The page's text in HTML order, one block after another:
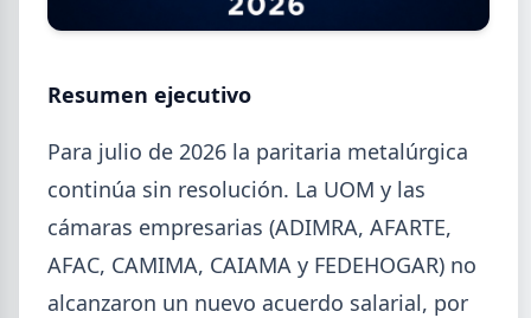
Paritaria UOM agosto 2026: sin
acuerdo, siguen vigentes los
valores de abril
UOM y cámaras metalúrgicas no cerraron la
paritaria. Agosto se liquida con los valores de abril:
Resumen ejecutivo
Para julio de 2026 la paritaria metalúrgica
continúa sin resolución. La UOM y las
cámaras empresarias (ADIMRA, AFARTE,
AFAC, CAMIMA, CAIAMA y FEDEHOGAR) no
alcanzaron un nuevo acuerdo salarial, por